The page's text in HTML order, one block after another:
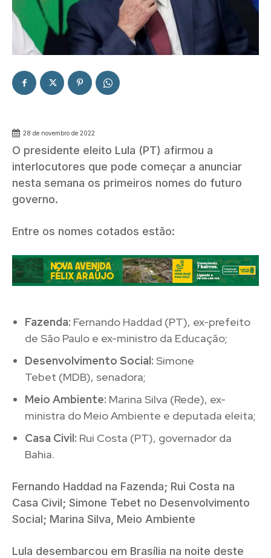
28 de novembro de 2022
O presidente eleito Lula (PT) afirmou a
interlocutores que pode começar a anunciar
nesta semana os primeiros nomes do futuro
governo.
Entre os nomes cotados estão:
Fazenda: Fernando Haddad (PT), ex-prefeito
de São Paulo e ex-ministro da Educação;
Desenvolvimento Social: Simone
Tebet (MDB), senadora;
Meio Ambiente: Marina Silva (Rede), ex-
ministra do Meio Ambiente e deputada eleita;
Casa Civil: Rui Costa (PT), governador da
Bahia.
Fernando Haddad na Fazenda; Rui Costa na
Casa Civil; Simone Tebet no Desenvolvimento
Social; Marina Silva, Meio Ambiente
Lula desembarcou em Brasília na noite deste